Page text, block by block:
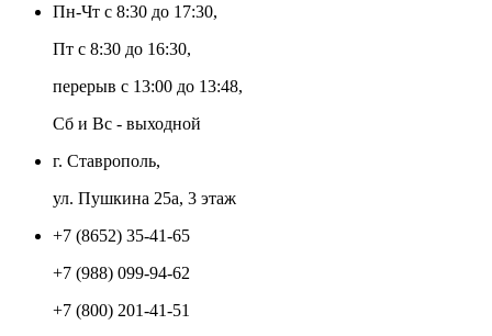
Пн-Чт с 8:30 до 17:30,
Пт с 8:30 до 16:30,
перерыв с 13:00 до 13:48,
Сб и Вс - выходной
г. Ставрополь,
ул. Пушкина 25а, 3 этаж
+7 (8652) 35-41-65
+7 (988) 099-94-62
+7 (800) 201-41-51